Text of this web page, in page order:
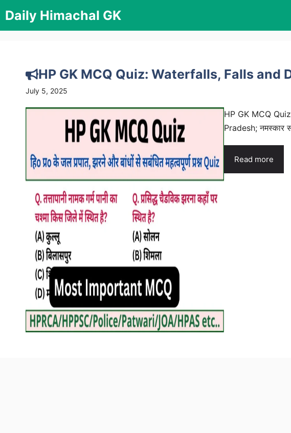
to
content
Daily Himachal GK
HP GK MCQ Quiz: Waterfalls, Falls and
July 5, 2025
HP GK MCQ
Pradesh; नमस्कार
Read more